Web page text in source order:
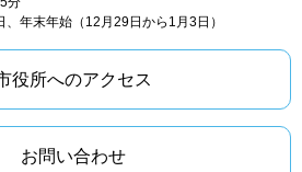
年末年始（12月29日から1月3日）
役所へのアクセス
お問い合わせ